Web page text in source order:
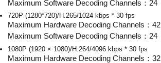
Maximum Software Decoding Channels：24
720P (1280*720)/H.265/1024 kbps * 30 fps
Maximum Hardware Decoding Channels：42
Maximum Software Decoding Channels：24
1080P (1920 × 1080)/H.264/4096 kbps * 30 fps
Maximum Hardware Decoding Channels：32